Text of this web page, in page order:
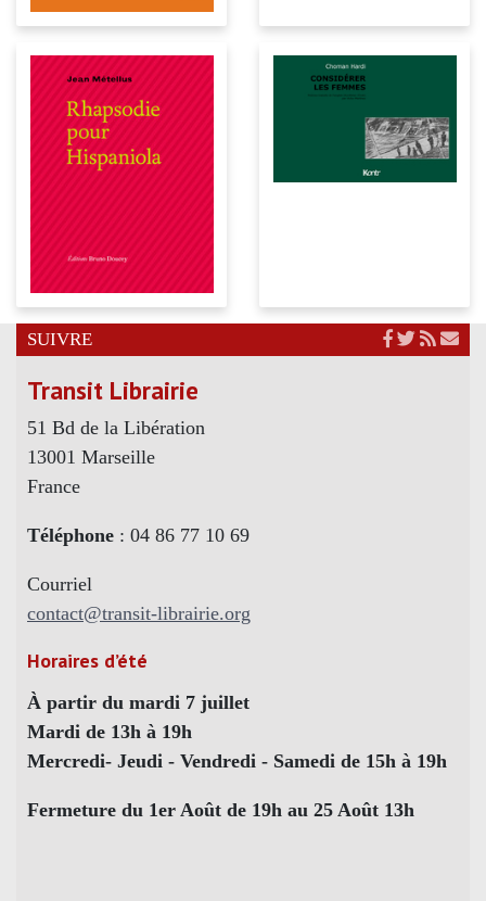
SUIVRE
Transit Librairie
51 Bd de la Libération
13001 Marseille
France
Téléphone : 04 86 77 10 69
Courriel
contact@transit-librairie.org
Horaires d’été
À partir du mardi 7 juillet
Mardi de 13h à 19h
Mercredi- Jeudi - Vendredi - Samedi de 15h à 19h
Fermeture du 1er Août de 19h au 25 Août 13h